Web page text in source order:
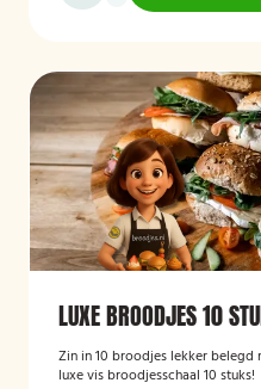
LUXE BROODJES 10
Zin in 10 broodjes lekker belegd
luxe vis broodjesschaal 10 stuks!